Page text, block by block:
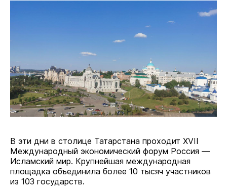
В эти дни в столице Татарстана проходит XVII
Международный экономический форум Россия —
Исламский мир. Крупнейшая международная
площадка объединила более 10 тысяч участников
из 103 государств.